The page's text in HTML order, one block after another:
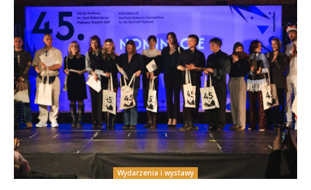
Wydarzenia i wystawy